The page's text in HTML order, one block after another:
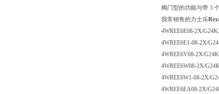
阀门型的功能与带 3
我常销售的力士乐
4WREE6E08-2X/
4WREE6E1-08-2X/
4WREE6V08-2X/
4WREE6W08-2X/
4WREE6W1-08-2X/
4WREE6EA08-2X/